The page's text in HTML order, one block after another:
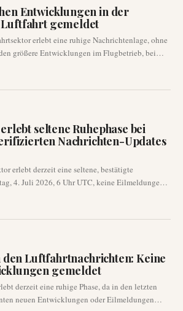
Entwicklungen in der
gemeldet
erlebt eine ruhige Nachrichtenlage, ohne
größere Entwicklungen im Flugbetrieb, bei
Flugzeugankündigungen gemeldet wurden.
die kommerzielle Fluggesellschaftsbranche.
seltene Ruhephase bei
Nachrichten-Updates
erlebt derzeit eine seltene, bestätigte
4. Juli 2026, 6 Uhr UTC, keine Eilmeldungen
von glaubwürdigen Branchenquellen
das Fehlen neuer operativer Ankündigungen,
in einer ansonsten dynamischen Branche.
Luftfahrtnachrichten: Keine
gemeldet
derzeit eine ruhige Phase, da in den letzten
neuen Entwicklungen oder Eilmeldungen